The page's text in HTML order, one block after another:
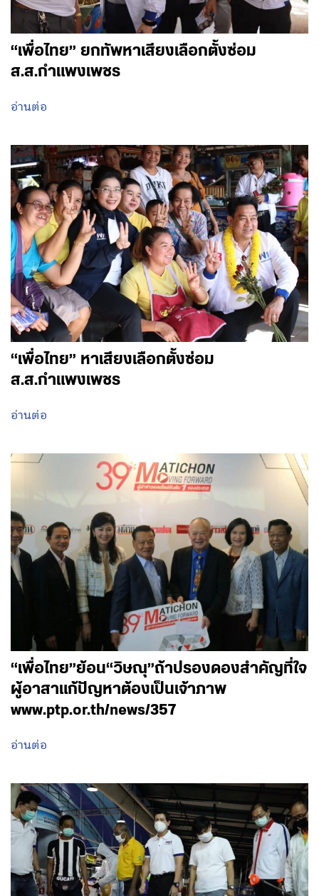
“เพื่อไทย” ยกทัพหาเสียงเลือกตั้งซ่อม
ส.ส.กำแพงเพชร
อ่านต่อ
“เพื่อไทย” หาเสียงเลือกตั้งซ่อม
ส.ส.กำแพงเพชร
อ่านต่อ
“เพื่อไทย”ย้อน“วิษณุ”ถ้าปรองดองสำคัญที่ใจ
ผู้อาสาแก้ปัญหาต้องเป็นเจ้าภาพ
www.ptp.or.th/news/357
อ่านต่อ